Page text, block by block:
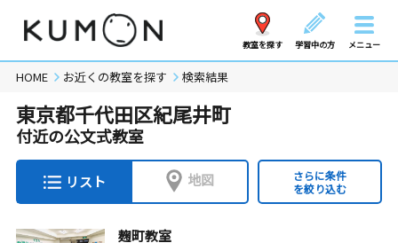
教室を探す 学習中の方 メニュー
HOME お近くの教室を探す 検索結果
東京都千代田区紀尾井町
付近の公文式教室
リスト 地図
さらに条件
を絞り込む
麹町教室